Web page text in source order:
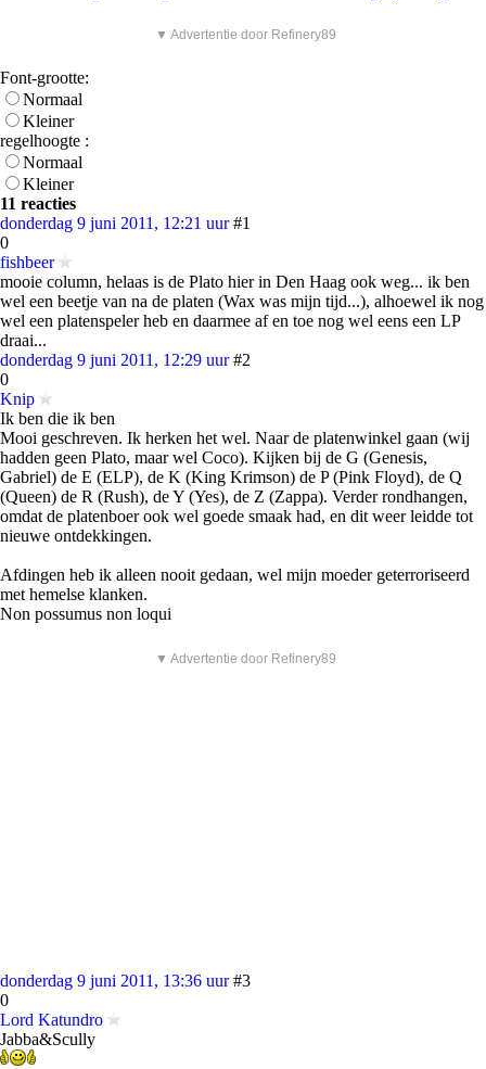
▼ Advertentie door Refinery89
Font-grootte:
Normaal
Kleiner
regelhoogte :
Normaal
Kleiner
11 reacties
donderdag 9 juni 2011, 12:21 uur #1
0
fishbeer
mooie column, helaas is de Plato hier in Den Haag ook weg... ik ben
wel een beetje van na de platen (Wax was mijn tijd...), alhoewel ik nog
wel een platenspeler heb en daarmee af en toe nog wel eens een LP
draai...
donderdag 9 juni 2011, 12:29 uur #2
0
Knip
Ik ben die ik ben
Mooi geschreven. Ik herken het wel. Naar de platenwinkel gaan (wij
hadden geen Plato, maar wel Coco). Kijken bij de G (Genesis,
Gabriel) de E (ELP), de K (King Krimson) de P (Pink Floyd), de Q
(Queen) de R (Rush), de Y (Yes), de Z (Zappa). Verder rondhangen,
omdat de platenboer ook wel goede smaak had, en dit weer leidde tot
nieuwe ontdekkingen.
Afdingen heb ik alleen nooit gedaan, wel mijn moeder geterroriseerd
met hemelse klanken.
Non possumus non loqui
▼ Advertentie door Refinery89
donderdag 9 juni 2011, 13:36 uur #3
0
Lord Katundro
Jabba&Scully